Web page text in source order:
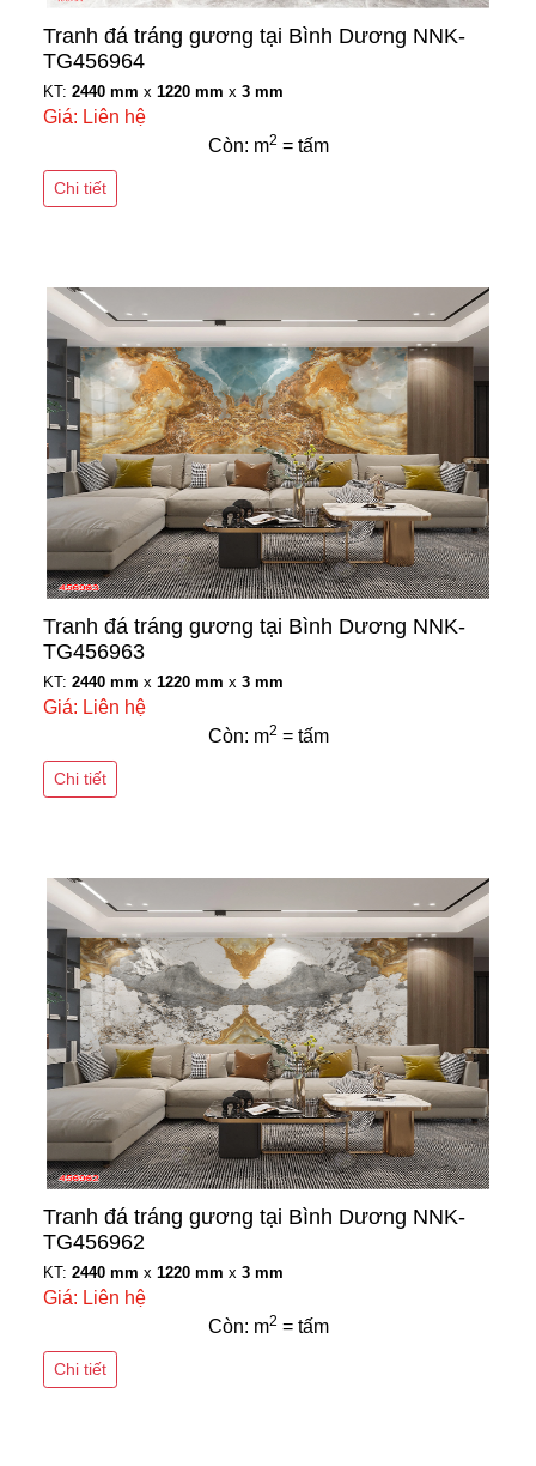
Tranh đá tráng gương tại Bình Dương NNK-
TG456964
KT: 2440 mm x 1220 mm x 3 mm
Giá: Liên hệ
Còn: m2 = tấm
Chi tiết
Tranh đá tráng gương tại Bình Dương NNK-
TG456963
KT: 2440 mm x 1220 mm x 3 mm
Giá: Liên hệ
Còn: m2 = tấm
Chi tiết
Tranh đá tráng gương tại Bình Dương NNK-
TG456962
KT: 2440 mm x 1220 mm x 3 mm
Giá: Liên hệ
Còn: m2 = tấm
Chi tiết